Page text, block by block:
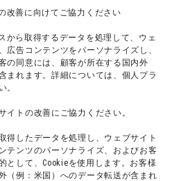
改善に向けてご協力ください
から取得するデータを処理して、ウェ
広告コンテンツをパーソナライズし、
の同意には、顧客が所在する国内外
まれます。詳細については、個人プラ
。
イトの改善にご協力ください。
得したデータを処理し、ウェブサイト
テンツのパーソナライズ、およびお客
として、Cookieを使用します。お客様
（例：米国）へのデータ転送が含まれ
SNS
会社概要
スタッフ募集